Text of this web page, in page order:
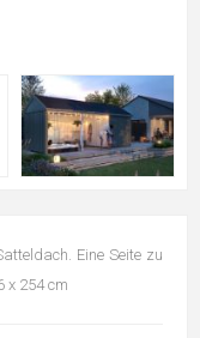
Eine Seite zu
x 254 cm